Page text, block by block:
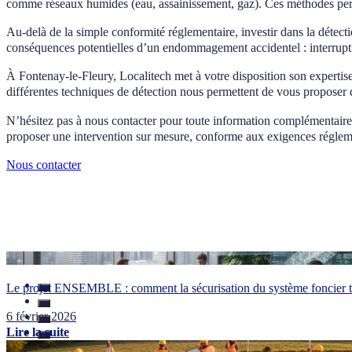
comme réseaux humides (eau, assainissement, gaz). Ces méthodes
Au-delà de la simple conformité réglementaire, investir dans la
conséquences potentielles d’un endommagement accidentel :
À Fontenay-le-Fleury, Localitech met à votre disposition son
différentes techniques de détection nous permettent de vous proposer
N’hésitez pas à nous contacter pour toute information
proposer une intervention sur mesure, conforme aux exigences
Nous contacter
Le projet ENSEMBLE : comment la sécurisation du système foncier
6 février 2026
Lire la suite